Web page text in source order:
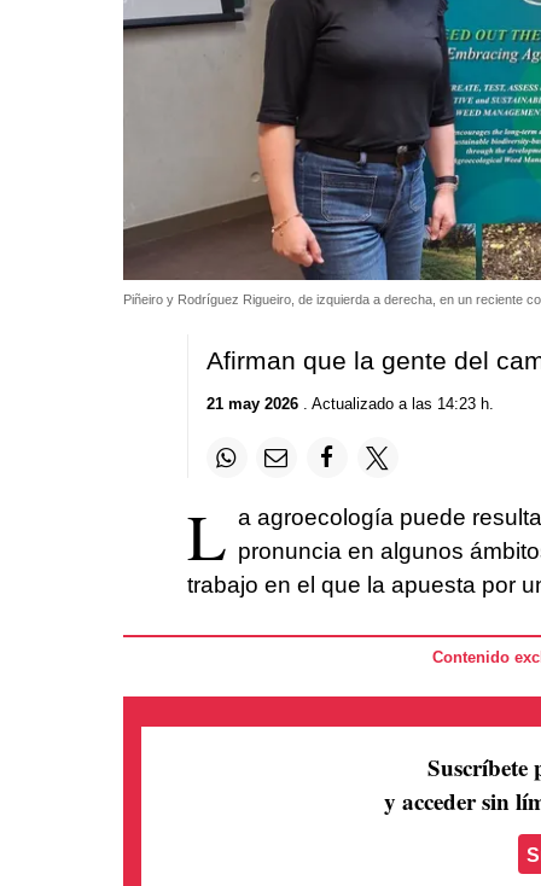
Piñeiro y Rodríguez Rigueiro, de izquierda a derecha, en un reciente
Afirman que la gente del
21 may 2026. Actualizado a las 14:23 h.
L a agroecología puede
pronuncia en algunos
trabajo en el que la apuesta por
Contenido
Suscríbete
y acceder sin